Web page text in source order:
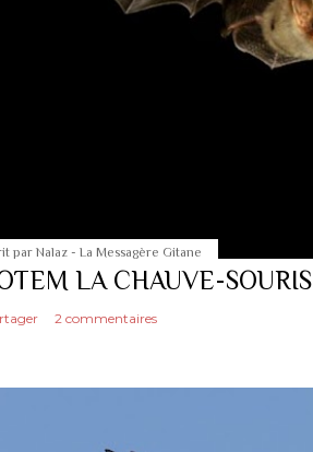
par Nalaz - La Messagère Gitane
LA CHAUVE-SOURIS
2 commentaires